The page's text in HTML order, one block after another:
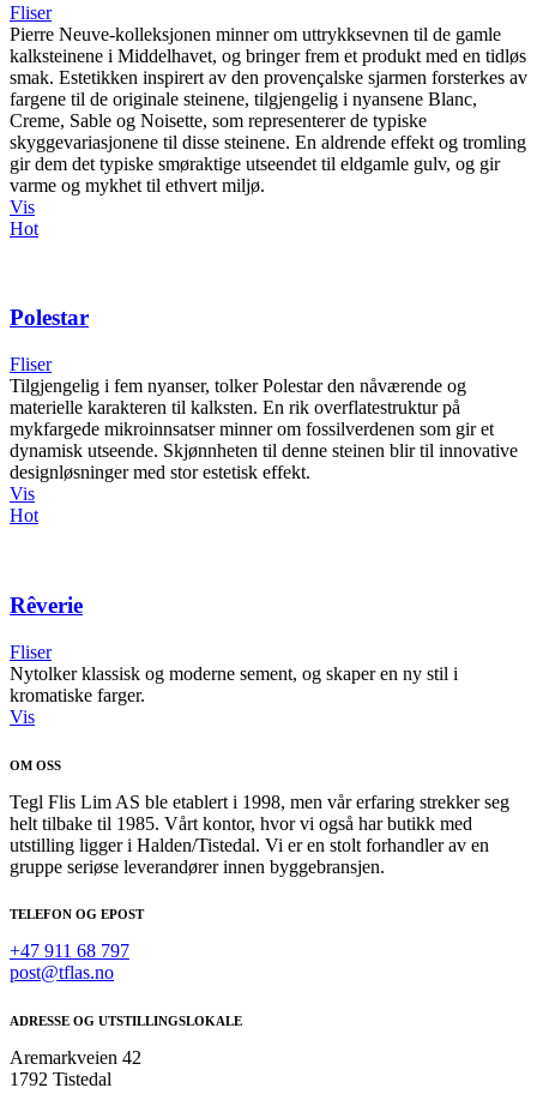
Fliser
Pierre Neuve-kolleksjonen minner om uttrykksevnen til de gamle
kalksteinene i Middelhavet, og bringer frem et produkt med en tidløs
smak. Estetikken inspirert av den provençalske sjarmen forsterkes av
fargene til de originale steinene, tilgjengelig i nyansene Blanc,
Creme, Sable og Noisette, som representerer de typiske
skyggevariasjonene til disse steinene. En aldrende effekt og tromling
gir dem det typiske smøraktige utseendet til eldgamle gulv, og gir
varme og mykhet til ethvert miljø.
Vis
Hot
Polestar
Fliser
Tilgjengelig i fem nyanser, tolker Polestar den nåværende og
materielle karakteren til kalksten. En rik overflatestruktur på
mykfargede mikroinnsatser minner om fossilverdenen som gir et
dynamisk utseende. Skjønnheten til denne steinen blir til innovative
designløsninger med stor estetisk effekt.
Vis
Hot
Rêverie
Fliser
Nytolker klassisk og moderne sement, og skaper en ny stil i
kromatiske farger.
Vis
OM OSS
Tegl Flis Lim AS ble etablert i 1998, men vår erfaring strekker seg
helt tilbake til 1985. Vårt kontor, hvor vi også har butikk med
utstilling ligger i Halden/Tistedal. Vi er en stolt forhandler av en
gruppe seriøse leverandører innen byggebransjen.
TELEFON OG EPOST
+47 911 68 797
post@tflas.no
ADRESSE OG UTSTILLINGSLOKALE
Aremarkveien 42
1792 Tistedal